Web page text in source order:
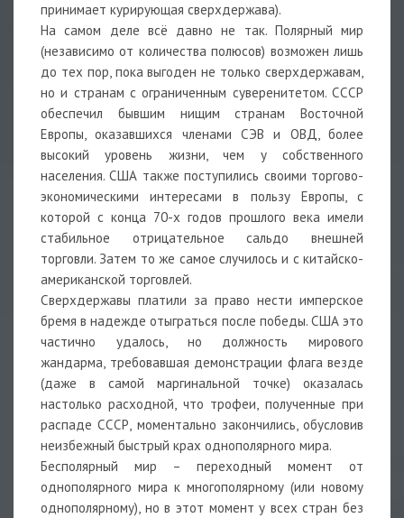
принимает курирующая сверхдержава).
На самом деле всё давно не так. Полярный мир
(независимо от количества полюсов) возможен лишь
до тех пор, пока выгоден не только сверхдержавам,
но и странам с ограниченным суверенитетом. СССР
обеспечил бывшим нищим странам Восточной
Европы, оказавшихся членами СЭВ и ОВД, более
высокий уровень жизни, чем у собственного
населения. США также поступились своими торгово-
экономическими интересами в пользу Европы, с
которой с конца 70-х годов прошлого века имели
стабильное отрицательное сальдо внешней
торговли. Затем то же самое случилось и с китайско-
американской торговлей.
Сверхдержавы платили за право нести имперское
бремя в надежде отыграться после победы. США это
частично удалось, но должность мирового
жандарма, требовавшая демонстрации флага везде
(даже в самой маргинальной точке) оказалась
настолько расходной, что трофеи, полученные при
распаде СССР, моментально закончились, обусловив
неизбежный быстрый крах однополярного мира.
Бесполярный мир – переходный момент от
однополярного мира к многополярному (или новому
однополярному), но в этот момент у всех стран без